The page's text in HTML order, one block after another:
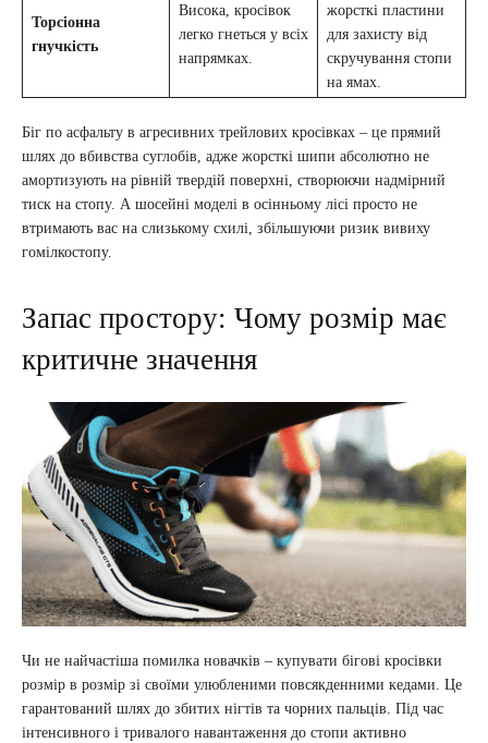
Торсіонна
гнучкість
Висока, кросівок
легко гнеться у всіх
напрямках.
жорсткі пластини
для захисту від
скручування стопи
на ямах.
Біг по асфальту в агресивних трейлових кросівках – це прямий
шлях до вбивства суглобів, адже жорсткі шипи абсолютно не
амортизують на рівній твердій поверхні, створюючи надмірний
тиск на стопу. А шосейні моделі в осінньому лісі просто не
втримають вас на слизькому схилі, збільшуючи ризик вивиху
гомілкостопу.
Запас простору: Чому розмір має
критичне значення
Чи не найчастіша помилка новачків – купувати бігові кросівки
розмір в розмір зі своїми улюбленими повсякденними кедами. Це
гарантований шлях до збитих нігтів та чорних пальців. Під час
інтенсивного і тривалого навантаження до стопи активно